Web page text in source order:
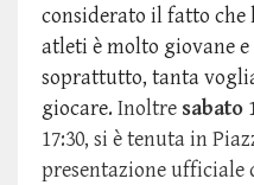
considerato il fatto
atleti è molto giovane e
soprattutto, tanta
giocare. Inoltre sabato
17:30, si è tenuta in
presentazione ufficiale